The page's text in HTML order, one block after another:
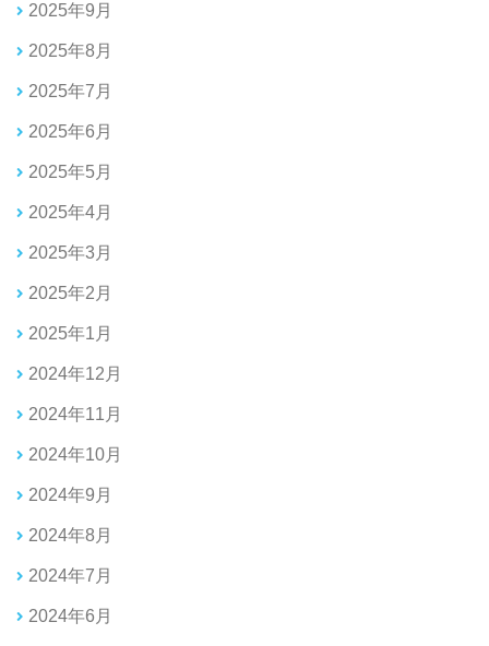
2025年9月
2025年8月
2025年7月
2025年6月
2025年5月
2025年4月
2025年3月
2025年2月
2025年1月
2024年12月
2024年11月
2024年10月
2024年9月
2024年8月
2024年7月
2024年6月